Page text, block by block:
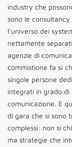
industry che
sono le
l’universo dei
nettamente
agenzie di
commistione fa sì
singole persone
integrati in grado
comunicazione. E
di gara che si sono
complessi: non si
ma strategie che